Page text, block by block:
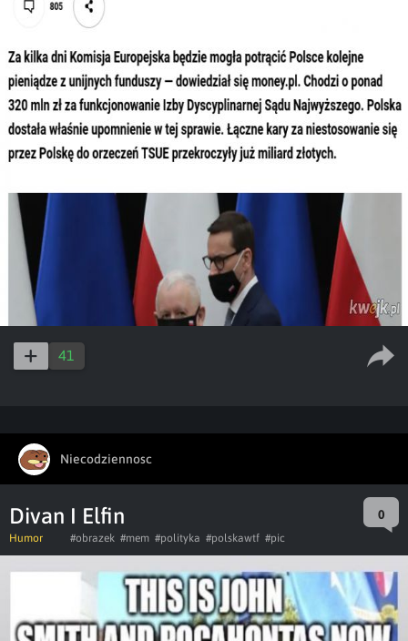
41
Niecodziennosc
Divan I Elfin 0
Humor #obrazek #mem #polityka #polskawtf #pic